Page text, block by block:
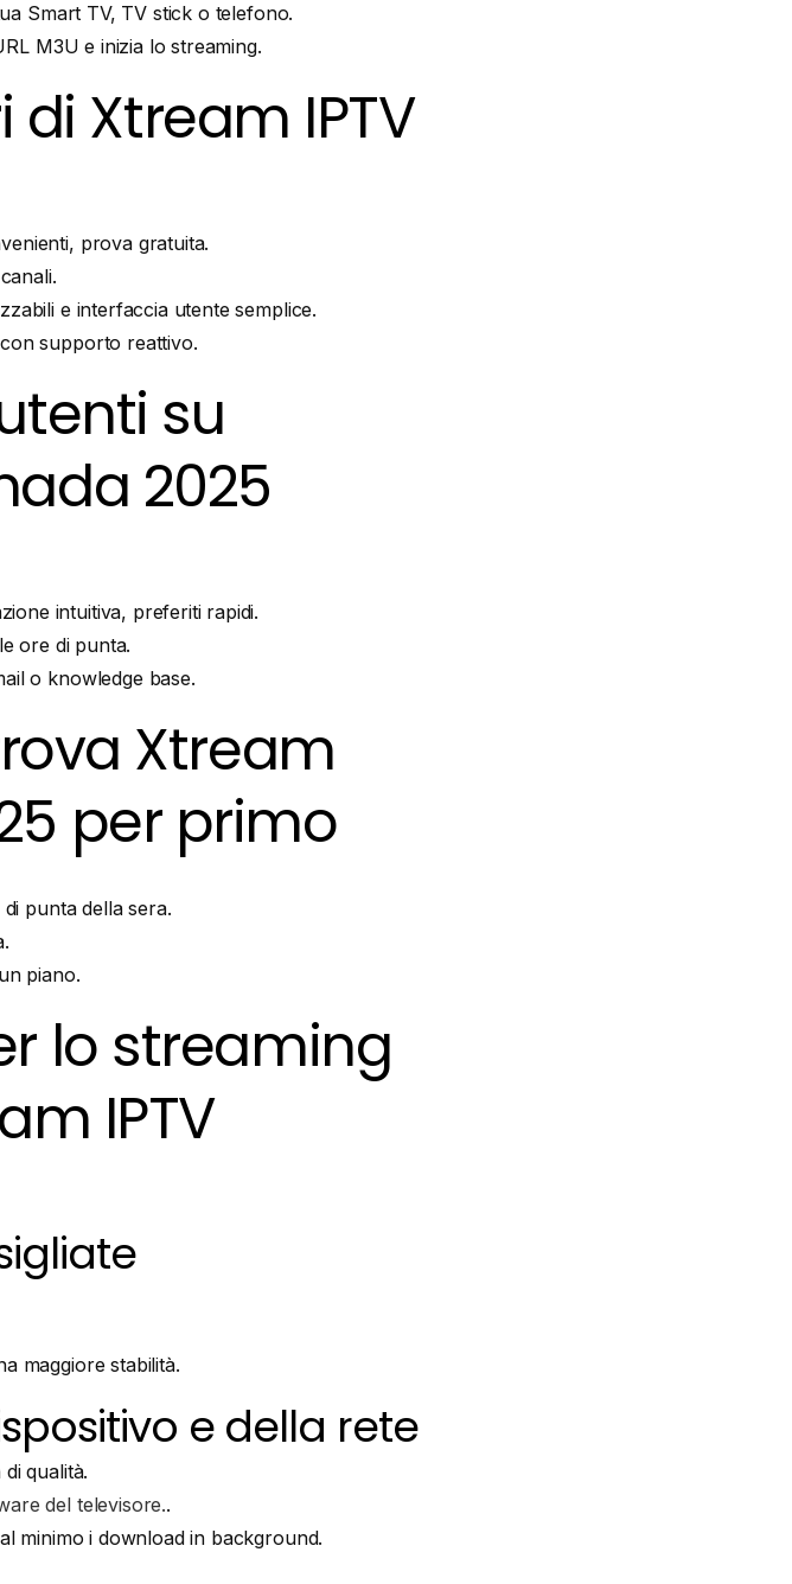
Smart TV, TV stick o telefono.
M3U e inizia lo streaming.
Xtream IPTV
prova gratuita.
e interfaccia utente semplice.
supporto reattivo.
su
2025
intuitiva, preferiti rapidi.
ore di punta.
o knowledge base.
Xtream
per primo
punta della sera.
piano.
lo streaming
IPTV
maggiore stabilità.
e della rete
qualità.
del televisore..
minimo i download in background.